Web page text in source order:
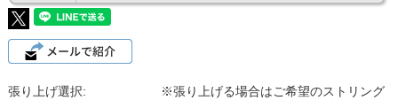
張り上げ選択: ※張り上げる場合はご希望のストリング